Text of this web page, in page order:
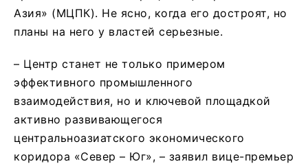
Азия» (МЦПК). Не ясно, когда его достроят, но
планы на него у властей серьезные.
– Центр станет не только примером
эффективного промышленного
взаимодействия, но и ключевой площадкой
активно развивающегося
центральноазиатского экономического
коридора «Север – Юг», – заявил вице-премьер